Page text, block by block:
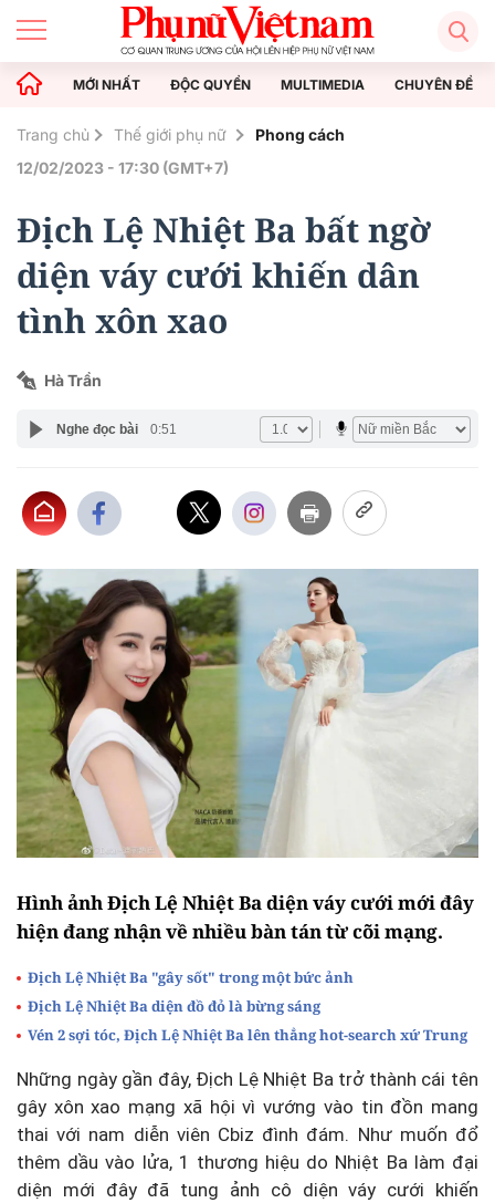
MỚI NHẤT ĐỘC QUYỀN MULTIMEDIA CHUYÊN ĐỀ
Trang chủ Thế giới phụ nữ
Phong cách
12/02/2023 - 17:30 (GMT+7)
Địch Lệ Nhiệt Ba bất ngờ
diện váy cưới khiến dân
tình xôn xao
Hà Trần
Nghe đọc bài 0:51
Hình ảnh Địch Lệ Nhiệt Ba diện váy cưới mới đây
hiện đang nhận về nhiều bàn tán từ cõi mạng.
Địch Lệ Nhiệt Ba "gây sốt" trong một bức ảnh
Địch Lệ Nhiệt Ba diện đồ đỏ là bừng sáng
Vén 2 sợi tóc, Địch Lệ Nhiệt Ba lên thẳng hot-search xứ Trung
Những ngày gần đây, Địch Lệ Nhiệt Ba trở thành cái tên
gây xôn xao mạng xã hội vì vướng vào tin đồn mang
thai với nam diễn viên Cbiz đình đám. Như muốn đổ
thêm dầu vào lửa, 1 thương hiệu do Nhiệt Ba làm đại
diện mới đây đã tung ảnh cô diện váy cưới khiến